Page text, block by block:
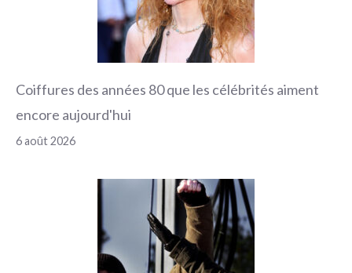
Coiffures des années 80 que les célébrités aiment
encore aujourd'hui
6 août 2026